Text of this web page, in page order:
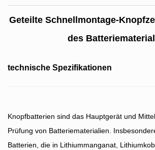
Geteilte Schnellmontage-
des
technische Spezifikationen
Knopfbatterien sind das Hauptgerät und
Prüfung von Batteriematerialien.
Batterien, die in Lithiummanganat,